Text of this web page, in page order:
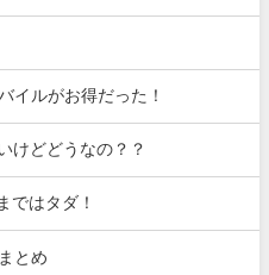
イルがお得だった！
けどどうなの？？
ではタダ！
とめ